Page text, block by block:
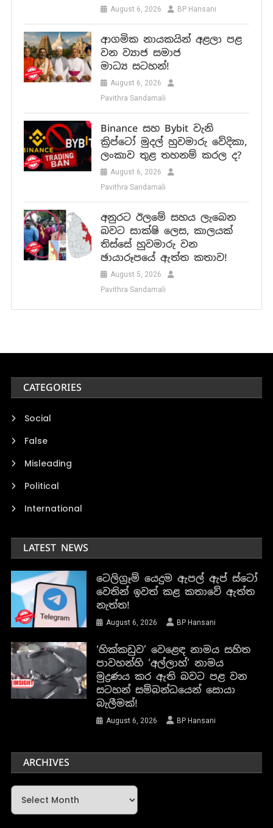
August 6, 2026 BP Hansani
ආගමික නායකයින් අළලා පළ
වන ව්‍යාජ සමාජ
මාධ්‍ය සටහන්!
August 6, 2026
Pavithra Sandamali
Binance සහ Bybit වැනි
ක්‍රිප්ටෝ මුදල් හුවමාරු වේදිකා,
ලංකාව තුළ තහනම් කරල ද?
August 6, 2026
Pavithra Sandamali
අනුරට ඊලමේ සහය ලැබෙන
බවට සාක්ෂි ලෙස, කාලයක්
තිස්සේ හුවමාරු වන
ඡායාරූපයේ ඇත්ත කතාව!
August 5, 2026
Pavithra Sandamali
CATEGORIES
Social
False
Misleading
Political
International
LATEST NEWS
ටෙලිග්‍රෑම් යෙදුම ඇපල් ඇප් ස්ටෝ
වෙතින් ඉවත් කළ කතාවේ ඇත්ත
නැත්ත!
August 6, 2026 BP Hansani
‘හික්කඩුව’ වෙළෙඳ නාමය සහිත
පාවහන්හි ‘අල්ලාහ්’ නාමය
මුද්‍රණය කර ඇති බවට පළ වන
සටහන් සම්බන්ධයෙන් සොයා
බැලීමක්!
August 6, 2026 BP Hansani
ARCHIVES
Archives